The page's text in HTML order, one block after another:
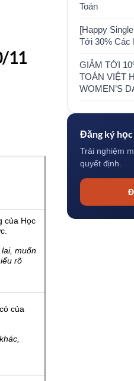
11
của Học
muốn
rõ
của
Toán
[Happy
Tới 30% Các
GIẢM TỚI
TOÁN VIỆT
WOMEN’S
Đăng ký
Trải nghiệm
quyết định.